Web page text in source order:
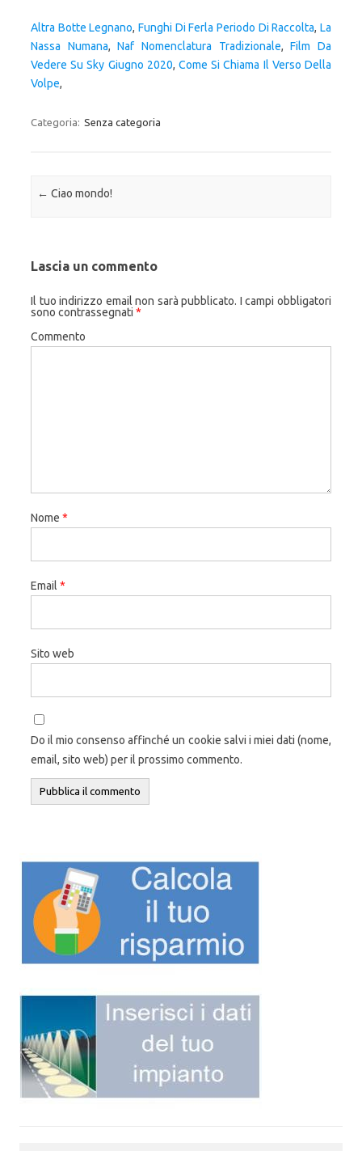
Altra Botte Legnano,Funghi Di Ferla Periodo Di Raccolta,La
Nassa Numana,Naf Nomenclatura Tradizionale,Film Da
Vedere Su Sky Giugno 2020,Come Si Chiama Il Verso Della
Volpe,
Categoria: Senza categoria
Navigazione articolo
← Ciao mondo!
Lascia un commento
Il tuo indirizzo email non sarà pubblicato. I campi obbligatori
sono contrassegnati *
Commento
Nome *
Email *
Sito web
Do il mio consenso affinché un cookie salvi i miei dati (nome,
email, sito web) per il prossimo commento.